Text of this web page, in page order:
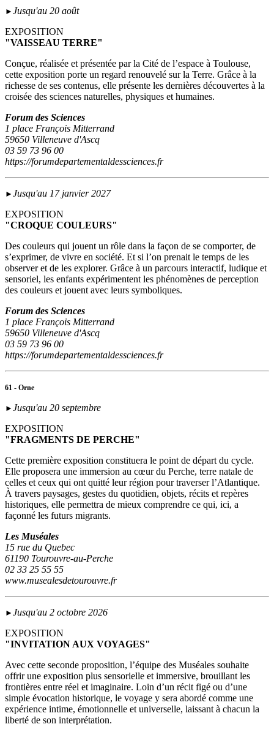
► Jusqu'au 20 août
EXPOSITION
"VAISSEAU TERRE"
Conçue, réalisée et présentée par la Cité de l’espace à Toulouse,
cette exposition porte un regard renouvelé sur la Terre. Grâce à la
richesse de ses contenus, elle présente les dernières découvertes à la
croisée des sciences naturelles, physiques et humaines.
Forum des Sciences
1 place François Mitterrand
59650 Villeneuve d'Ascq
03 59 73 96 00
https://forumdepartementaldessciences.fr
► Jusqu'au 17 janvier 2027
EXPOSITION
"CROQUE COULEURS"
Des couleurs qui jouent un rôle dans la façon de se comporter, de
s’exprimer, de vivre en société. Et si l’on prenait le temps de les
observer et de les explorer. Grâce à un parcours interactif, ludique et
sensoriel, les enfants expérimentent les phénomènes de perception
des couleurs et jouent avec leurs symboliques.
Forum des Sciences
1 place François Mitterrand
59650 Villeneuve d'Ascq
03 59 73 96 00
https://forumdepartementaldessciences.fr
61 - Orne
► Jusqu'au 20 septembre
EXPOSITION
"FRAGMENTS DE PERCHE"
Cette première exposition constituera le point de départ du cycle.
Elle proposera une immersion au cœur du Perche, terre natale de
celles et ceux qui ont quitté leur région pour traverser l’Atlantique.
À travers paysages, gestes du quotidien, objets, récits et repères
historiques, elle permettra de mieux comprendre ce qui, ici, a
façonné les futurs migrants.
Les Muséales
15 rue du Quebec
61190 Tourouvre-au-Perche
02 33 25 55 55
www.musealesdetourouvre.fr
► Jusqu'au 2 octobre 2026
EXPOSITION
"INVITATION AUX VOYAGES"
Avec cette seconde proposition, l’équipe des Muséales souhaite
offrir une exposition plus sensorielle et immersive, brouillant les
frontières entre réel et imaginaire. Loin d’un récit figé ou d’une
simple évocation historique, le voyage y sera abordé comme une
expérience intime, émotionnelle et universelle, laissant à chacun la
liberté de son interprétation.